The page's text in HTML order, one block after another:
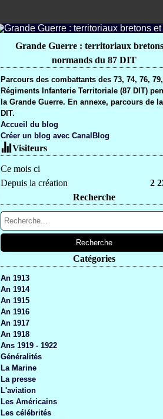
Grande Guerre : territoriaux
normands du 87 DIT
Parcours des combattants des 73, 74, 76,
Régiments Infanterie Territoriale (87 DIT)
la Grande Guerre. En annexe, parcours de
DIT.
Accueil du blog
Créer un blog avec CanalBlog
Visiteurs
Ce mois ci
Depuis la création
2
Recherche
Catégories
An 1913
An 1914
An 1915
An 1916
An 1917
An 1918
Ans 1919 - 1922
Généralités
La Marine
La presse
L'aviation
Les Américains
Les célébrités